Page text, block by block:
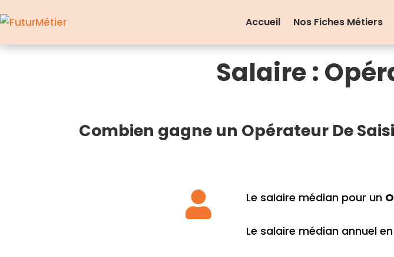
Accueil Nos Fiches Métiers
Salaire :
Combien gagne un Opérateur De
 Le salaire médian pour un
Le salaire médian annuel